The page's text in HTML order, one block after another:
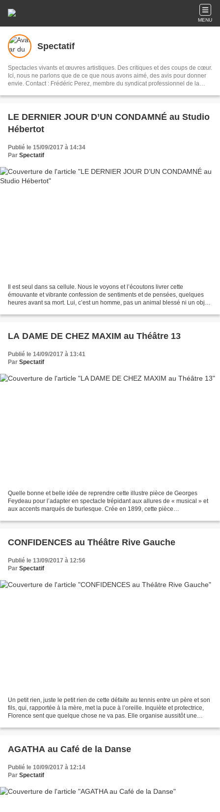
MENU
Spectatif
Spectacles vivants et œuvres artistiques. Des critiques et des coups de cœur.
Ici, nous ne parlons que de ce que nous avons aimé, des avis pour donner
envie. Contact : Frédéric Perez, membre du syndicat professionnel de la
LE DERNIER JOUR D’UN CONDAMNÉ au Studio
Hébertot
Publié le 15/09/2017 à 14:34
Par Spectatif
Il est seul dans sa cellule. Nous le voyons et l’écoutons livrer cette
émouvante et vibrante confession de sentiments et de pensées, quelques
heures avant sa mort. Lui, c’est un homme, pas un animal blessé ni un objet
LA DAME DE CHEZ MAXIM au Théâtre 13
Publié le 14/09/2017 à 13:41
Par Spectatif
Quelle bonne et belle idée de reprendre cette illustre pièce de Georges
Feydeau pour l’adapter en spectacle trépidant aux allures de « musical » et
aux accents marqués de burlesque. Crée en 1899, cette pièce
CONFIDENCES au Théâtre Rive Gauche
Publié le 13/09/2017 à 12:56
Par Spectatif
Un petit rien, juste le petit rien de cette défaite au tennis entre un père et son
fils, qui, rapportée à la mère, met la puce à l’oreille. Inquiète et protectrice,
Florence sent que quelque chose ne va pas. Elle organise aussitôt une
AGATHA au Café de la Danse
Publié le 10/09/2017 à 12:14
Par Spectatif